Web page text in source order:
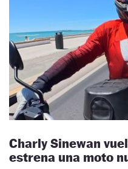
Charly Sinewan
estrena una moto